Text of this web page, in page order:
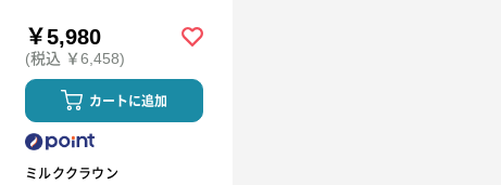
￥5,980
(税込 ￥6,458)
カートに追加
ミルククラウン